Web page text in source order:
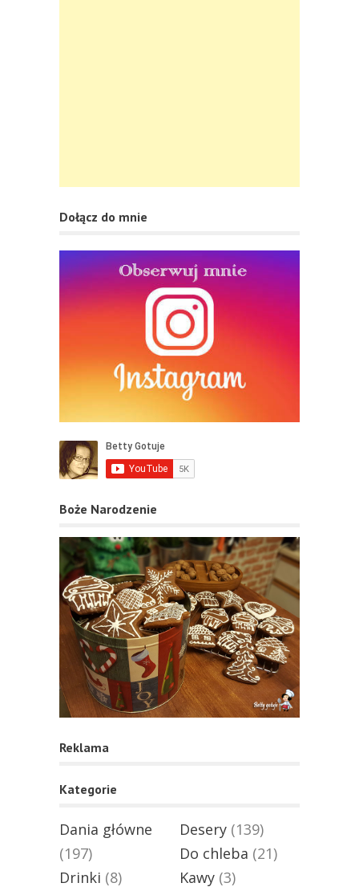
Dołącz do mnie
Boże Narodzenie
Reklama
Kategorie
Dania główne
(197)
Desery (139)
Do chleba (21)
Drinki (8) Kawy (3)